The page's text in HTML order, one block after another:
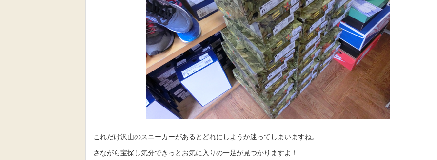
これだけ沢山のスニーカーがあるとどれにしようか迷ってしまいますね。
さながら宝探し気分できっとお気に入りの一足が見つかりますよ！